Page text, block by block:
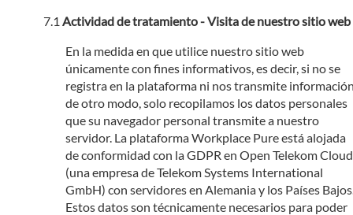
Actividad de tratamiento - Visita de nuestro sitio web
En la medida en que utilice nuestro sitio web
únicamente con fines informativos, es decir, si no se
registra en la plataforma ni nos transmite
de otro modo, solo recopilamos los datos personales
que su navegador personal transmite a nuestro
servidor. La plataforma Workplace Pure está alojada
de conformidad con la GDPR en Open Telekom Cloud
(una empresa de Telekom Systems International
GmbH) con servidores en Alemania y los Países
Estos datos son técnicamente necesarios para poder